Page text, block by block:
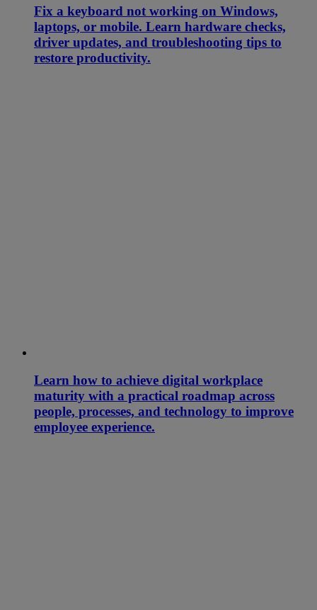
Fix a keyboard not working on Windows,
laptops, or mobile. Learn hardware checks,
driver updates, and troubleshooting tips to
restore productivity.
Learn how to achieve digital workplace
maturity with a practical roadmap across
people, processes, and technology to improve
employee experience.